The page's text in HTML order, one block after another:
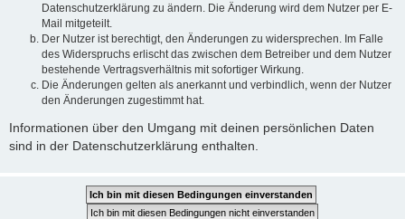
Datenschutzerklärung zu ändern. Die Änderung wird dem Nutzer per E-
Mail mitgeteilt.
Der Nutzer ist berechtigt, den Änderungen zu widersprechen. Im Falle
des Widerspruchs erlischt das zwischen dem Betreiber und dem Nutzer
bestehende Vertragsverhältnis mit sofortiger Wirkung.
Die Änderungen gelten als anerkannt und verbindlich, wenn der Nutzer
den Änderungen zugestimmt hat.
Informationen über den Umgang mit deinen persönlichen Daten
sind in der Datenschutzerklärung enthalten.